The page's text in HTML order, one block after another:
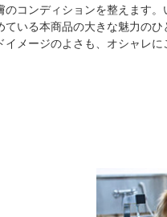
コンディションを整えます
いる本商品の大きな魅力のひ
メージのよさも、オシャレ